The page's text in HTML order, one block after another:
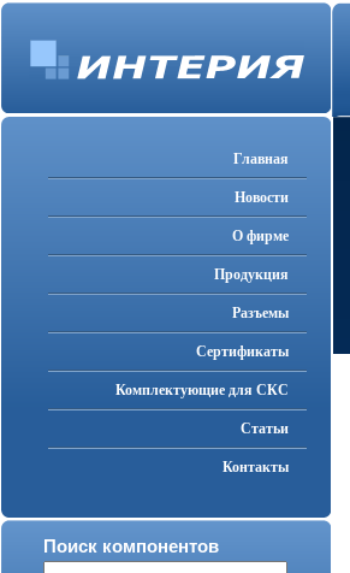
Главная
Новости
О фирме
Продукция
Разъемы
Cертификаты
Комплектующие для СКС
Статьи
Контакты
Поиск компонентов